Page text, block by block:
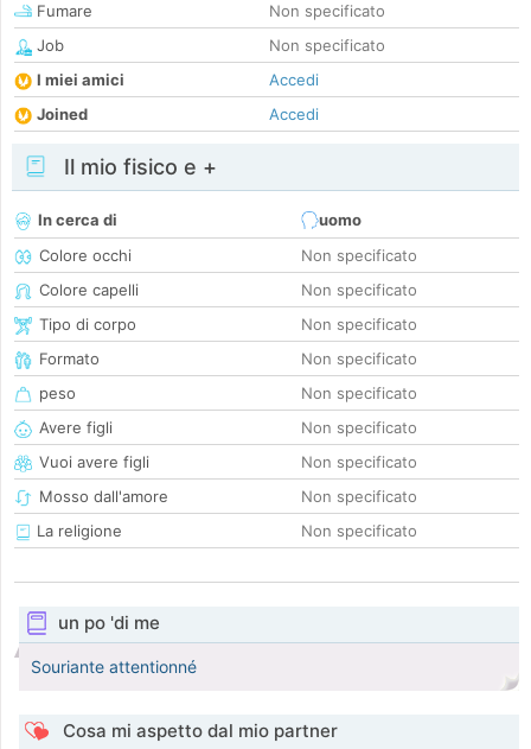
Fumare
Non specificato
Job
Non specificato
I miei amici
Accedi
Joined
Accedi
Il mio fisico e +
In cerca di
uomo
Colore occhi
Non specificato
Colore capelli
Non specificato
Tipo di corpo
Non specificato
Formato
Non specificato
peso
Non specificato
Avere figli
Non specificato
Vuoi avere figli
Non specificato
Mosso dall'amore
Non specificato
La religione
Non specificato
un po 'di me
Souriante attentionné
Cosa mi aspetto dal mio partner